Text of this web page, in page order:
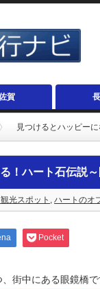
賀
見つけるとハッピー
！ハート石伝説～
光スポット , ハートのオ
Pocket
街中にある眼鏡橋で